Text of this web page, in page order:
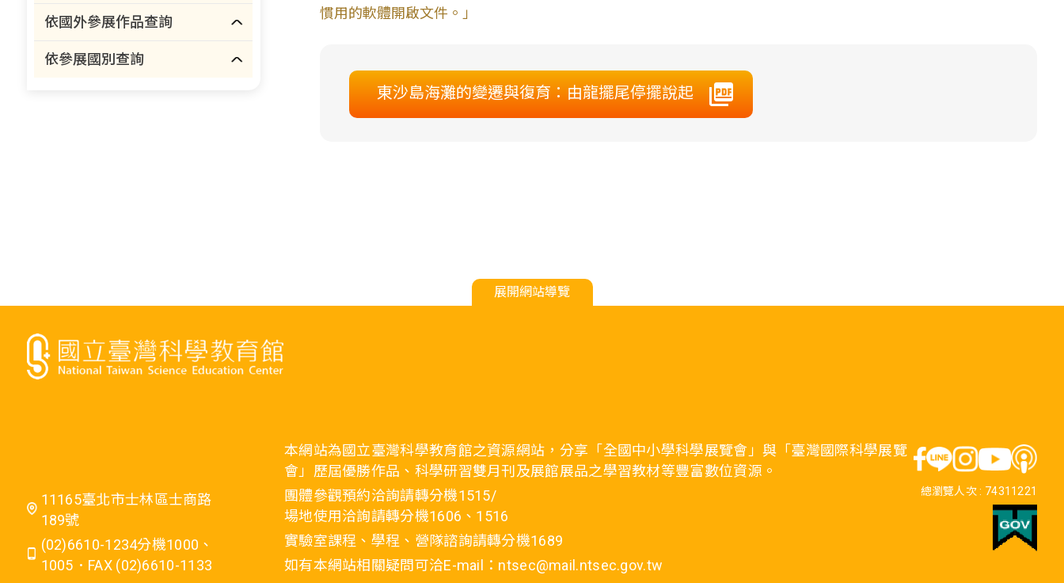
依國外參展作品查詢
依參展國別查詢
慣用的軟體開啟文件。」
東沙島海灘的變遷與復育：由龍擺尾停擺說起
展開網站導覽
11165臺北市士林區士商路
189號
(02)6610-1234分機1000、
1005．FAX (02)6610-1133
本網站為國立臺灣科學教育館之資源網站，分享「全國中小學科學展覽會」與「臺灣國際科學展覽
會」歷屆優勝作品、科學研習雙月刊及展館展品之學習教材等豐富數位資源。
團體參觀預約洽詢請轉分機1515/
場地使用洽詢請轉分機1606、1516
實驗室課程、學程、營隊諮詢請轉分機1689
如有本網站相關疑問可洽E-mail：ntsec@mail.ntsec.gov.tw
總瀏覽人次 : 74311221